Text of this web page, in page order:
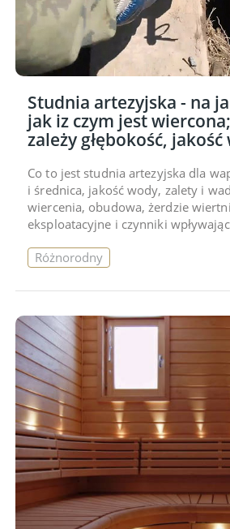
Studnia artezyjska - na
jak iz czym jest
zależy głębokość,
Co to jest studnia artezyjska dla
i średnica, jakość wody, zalety i
wiercenia, obudowa, żerdzie
eksploatacyjne i czynniki
Różnorodny